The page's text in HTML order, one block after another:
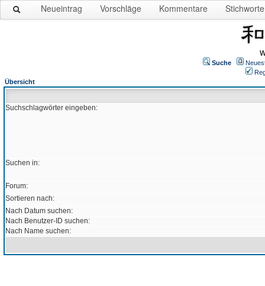
Neueintrag Vorschläge Kommentare Stichworte
Suche
Übersicht
Suchschlagwörter eingeben:
Suchen in:
Forum:
Sortieren nach:
Nach Datum suchen:
Nach Benutzer-ID suchen:
Nach Name suchen: